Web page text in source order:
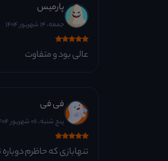
پارمیس
جمعه، 14 شهریور 1404
عالی بود و متفاوت
فی فی
پنج شنبه، 06 شهریور 1404
تنهابازی که حاظرم